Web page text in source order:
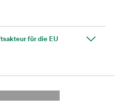
für die EU